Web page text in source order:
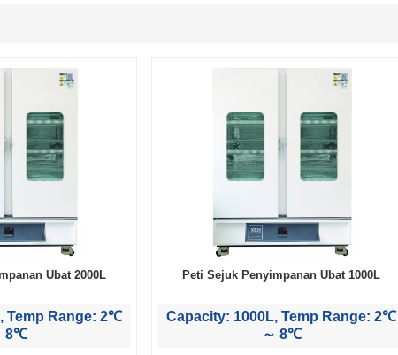
Ubat 2000L
Temp Range: 2℃
8℃
Peti Sejuk Penyimpanan Ubat 1000L
Capacity: 1000L, Temp Range: 2℃
～ 8℃